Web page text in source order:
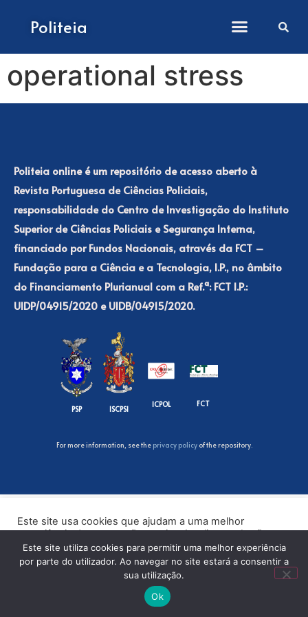
Politeia
operational stress
Politeia online é um repositório de acesso aberto à
Revista Portuguesa de Ciências Policiais,
responsabilidade do Centro de Investigação do Instituto
Superior de Ciências Policiais e Segurança Interna,
financiado por Fundos Nacionais, através da FCT –
Fundação para a Ciência e a Tecnologia, I.P., no âmbito
do Financiamento Plurianual com a Ref.ª: FCT I.P.:
UIDP/04915/2020 e UIDB/04915/2020.
PSP ISCPSI
ICPOL FCT
For more information, see the privacy policyof the repository.
Este site usa cookies que ajudam a uma melhor
experiência de navegação no site. Ao clicar no botão
“Aceitar” ou continuar a visualizar o nosso site, você
concorda com o uso de cookies no nosso site.
Este site utiliza cookies para permitir uma melhor experiência
por parte do utilizador. Ao navegar no site estará a consentir a
sua utilização.
Ok